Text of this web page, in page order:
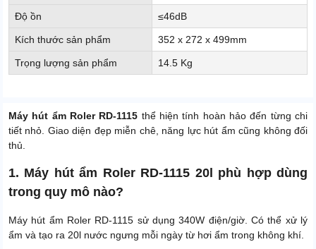
Độ ồn ≤46dB
Kích thước sản phẩm 352 x 272 x 499mm
Trọng lượng sản phẩm 14.5 Kg
Máy hút ẩm Roler RD-1115 thể hiện tính hoàn hảo đến từng chi
tiết nhỏ. Giao diện đẹp miễn chê, năng lực hút ẩm cũng không đối
thủ.
1. Máy hút ẩm Roler RD-1115 20l phù hợp dùng
trong quy mô nào?
Máy hút ẩm Roler RD-1115 sử dụng 340W điện/giờ. Có thể xử lý
ẩm và tạo ra 20l nước ngưng mỗi ngày từ hơi ẩm trong không khí.